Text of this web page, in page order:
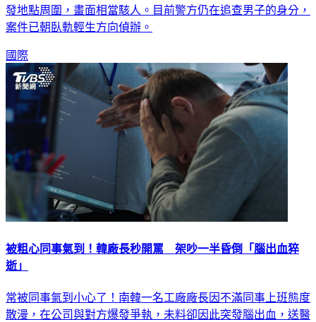
發地點周圍，畫面相當駭人。目前警方仍在追查男子的身分，
案件已朝臥軌輕生方向偵辦。
國際
被粗心同事氣到！韓廠長秒開罵 架吵一半昏倒「腦出血猝
逝」
常被同事氣到小心了！南韓一名工廠廠長因不滿同事上班態度
散漫，在公司與對方爆發爭執，未料卻因此突發腦出血，送醫